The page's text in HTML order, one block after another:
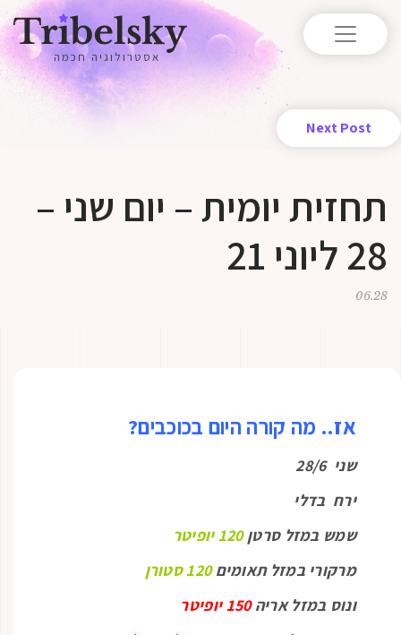
אסטרולוגיה חכמה
Next Post
תחזית יומית – יום שני –
28 ליוני 21
06.28
אז.. מה קורה היום בכוכבים?
שני 28/6
ירח בדלי
שמש במזל סרטן120 יופיטר
מרקורי במזל תאומים120 סטורן
ונוס במזל אריה150 יופיטר